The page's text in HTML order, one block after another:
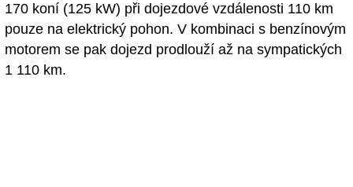
170 koní (125 kW) při dojezdové vzdálenosti 110 km
pouze na elektrický pohon. V kombinaci s benzínovým
motorem se pak dojezd prodlouží až na sympatických
1 110 km.